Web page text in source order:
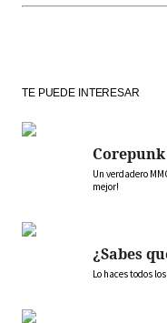
TE PUEDE INTERESAR
Corepunk
Un verdadero
mejor!
¿Sabes
Lo haces todos